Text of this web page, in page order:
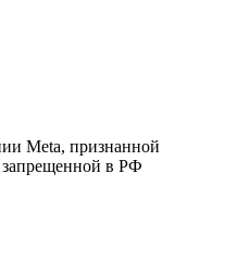
Meta, признанной
запрещенной в РФ